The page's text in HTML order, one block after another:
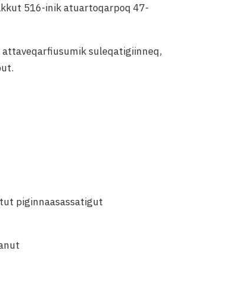
516-inik atuartoqarpoq 47-
suleqatigiinneq,
piginnaasassatigut